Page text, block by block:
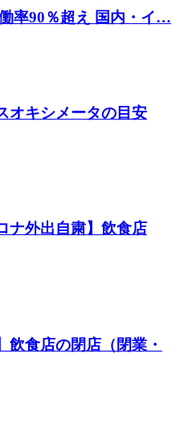
率90％超え 国内・イ…
オキシメータの目安
ナ外出自粛】飲食店
飲食店の閉店（閉業・